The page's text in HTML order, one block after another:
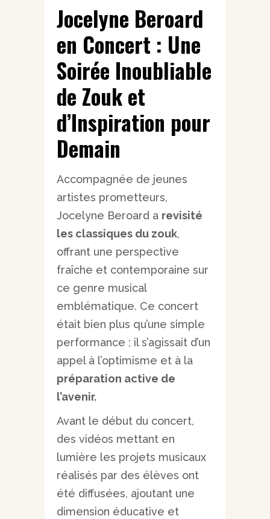
Jocelyne Beroard
en Concert : Une
Soirée Inoubliable
de Zouk et
d’Inspiration pour
Demain
Accompagnée de jeunes
artistes prometteurs,
Jocelyne Beroard a revisité
les classiques du zouk,
offrant une perspective
fraîche et contemporaine sur
ce genre musical
emblématique. Ce concert
était bien plus qu’une simple
performance ; il s’agissait d’un
appel à l’optimisme et à la
préparation active de
l’avenir.
Avant le début du concert,
des vidéos mettant en
lumière les projets musicaux
réalisés par des élèves ont
été diffusées, ajoutant une
dimension éducative et